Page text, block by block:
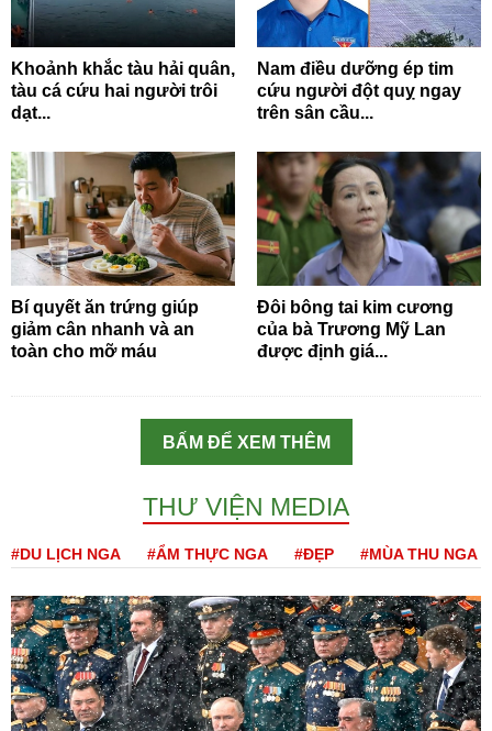
Khoảnh khắc tàu hải quân,
tàu cá cứu hai người trôi
dạt...
Nam điều dưỡng ép tim
cứu người đột quỵ ngay
trên sân cầu...
Bí quyết ăn trứng giúp
giảm cân nhanh và an
toàn cho mỡ máu
Đôi bông tai kim cương
của bà Trương Mỹ Lan
được định giá...
BẤM ĐỂ XEM THÊM
THƯ VIỆN MEDIA
#DU LỊCH NGA #ẨM THỰC NGA #ĐẸP #MÙA THU NGA